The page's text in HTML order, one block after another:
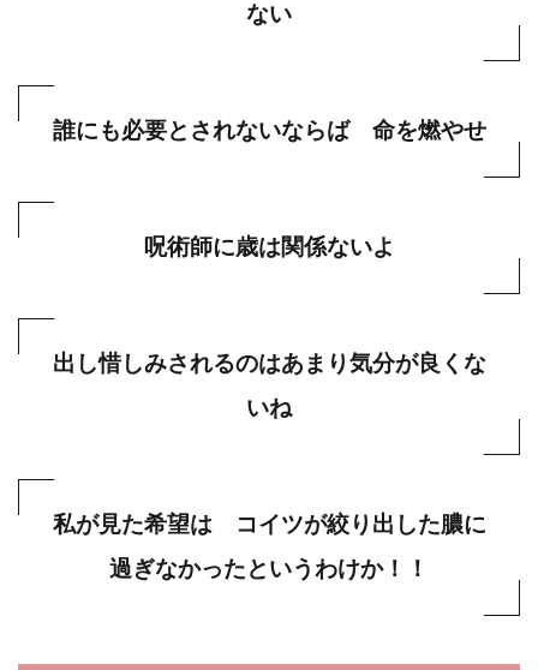
ない
誰にも必要とされないならば 命を燃やせ
呪術師に歳は関係ないよ
出し惜しみされるのはあまり気分が良くな
いね
私が見た希望は コイツが絞り出した膿に
過ぎなかったというわけか！！